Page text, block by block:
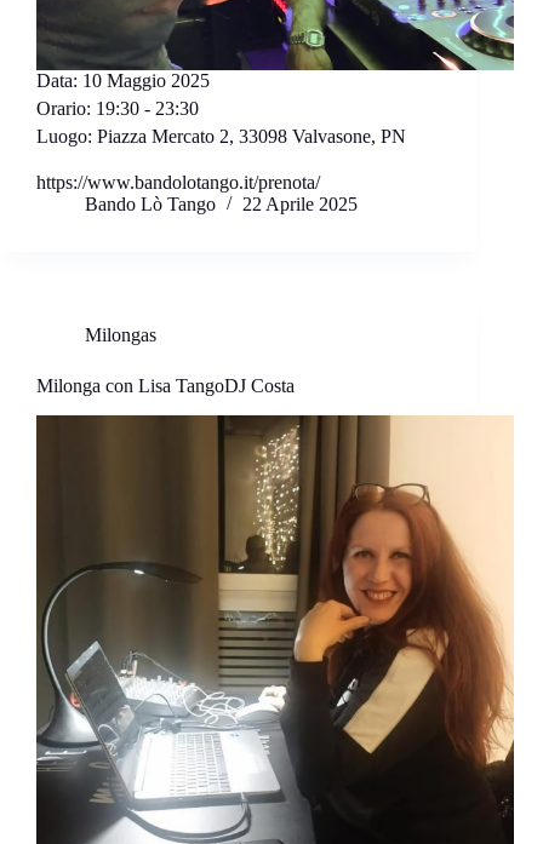
Data: 10 Maggio 2025
Orario: 19:30 - 23:30
Luogo: Piazza Mercato 2, 33098 Valvasone, PN
https://www.bandolotango.it/prenota/
Bando Lò Tango
22 Aprile 2025
Milongas
Milonga con Lisa TangoDJ Costa